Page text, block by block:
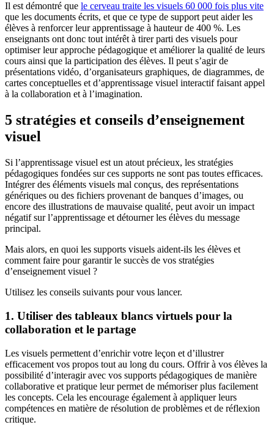
Il est démontré que le cerveau traite les visuels 60 000 fois plus vite
que les documents écrits, et que ce type de support peut aider les
élèves à renforcer leur apprentissage à hauteur de 400 %. Les
enseignants ont donc tout intérêt à tirer parti des visuels pour
optimiser leur approche pédagogique et améliorer la qualité de leurs
cours ainsi que la participation des élèves. Il peut s’agir de
présentations vidéo, d’organisateurs graphiques, de diagrammes, de
cartes conceptuelles et d’apprentissage visuel interactif faisant appel
à la collaboration et à l’imagination.
5 stratégies et conseils d’enseignement
visuel
Si l’apprentissage visuel est un atout précieux, les stratégies
pédagogiques fondées sur ces supports ne sont pas toutes efficaces.
Intégrer des éléments visuels mal conçus, des représentations
génériques ou des fichiers provenant de banques d’images, ou
encore des illustrations de mauvaise qualité, peut avoir un impact
négatif sur l’apprentissage et détourner les élèves du message
principal.
Mais alors, en quoi les supports visuels aident-ils les élèves et
comment faire pour garantir le succès de vos stratégies
d’enseignement visuel ?
Utilisez les conseils suivants pour vous lancer.
1. Utiliser des tableaux blancs virtuels pour la
collaboration et le partage
Les visuels permettent d’enrichir votre leçon et d’illustrer
efficacement vos propos tout au long du cours. Offrir à vos élèves la
possibilité d’interagir avec vos supports pédagogiques de manière
collaborative et pratique leur permet de mémoriser plus facilement
les concepts. Cela les encourage également à appliquer leurs
compétences en matière de résolution de problèmes et de réflexion
critique.